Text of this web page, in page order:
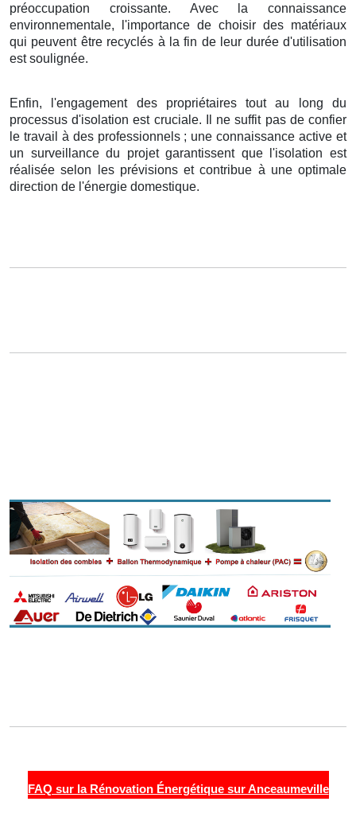
préoccupation croissante. Avec la connaissance
environnementale, l'importance de choisir des matériaux
qui peuvent être recyclés à la fin de leur durée d'utilisation
est soulignée.
Enfin, l'engagement des propriétaires tout au long du
processus d'isolation est cruciale. Il ne suffit pas de confier
le travail à des professionnels ; une connaissance active et
un surveillance du projet garantissent que l'isolation est
réalisée selon les prévisions et contribue à une optimale
direction de l'énergie domestique.
FAQ sur la Rénovation Énergétique sur Anceaumeville